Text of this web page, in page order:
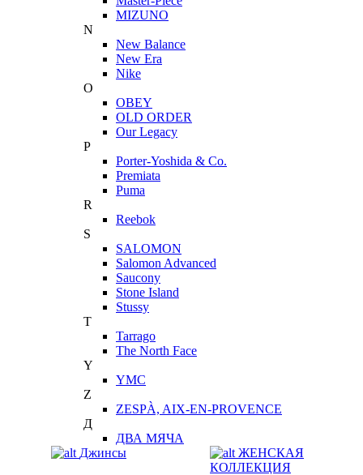
MIZUNO
N
New Balance
New Era
Nike
O
OBEY
OLD ORDER
Our Legacy
P
Porter-Yoshida & Co.
Premiata
Puma
R
Reebok
S
SALOMON
Salomon Advanced
Saucony
Stone Island
Stussy
T
Tarrago
The North Face
Y
YMC
Z
ZESPÀ, AIX-EN-PROVENCE
Д
ДВА МЯЧА
Джинсы
ЖЕНСКАЯ
КОЛЛЕКЦИЯ